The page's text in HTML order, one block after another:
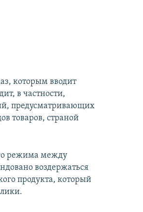
которым вводит
в частности,
предусматривающих
товаров, страной
режима между
воздержаться
продукта, который